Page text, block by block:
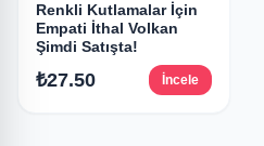
Renkli Kutlamalar İçin
Empati İthal Volkan
Şimdi Satışta!
₺27.50 İncele